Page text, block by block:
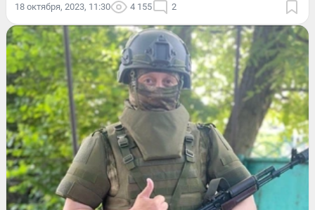
18 октября, 2023, 11:30 4 155 2